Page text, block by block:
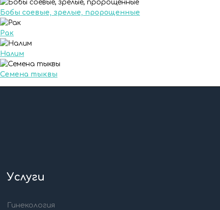
Бобы соевые, зрелые, пророщенные
Рак
Налим
Семена тыквы
Услуги
Гинекология